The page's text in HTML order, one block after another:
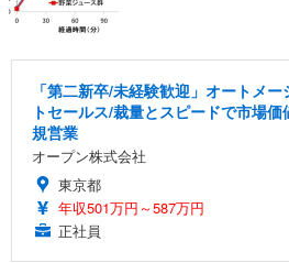
「第二新卒/未経験歓迎」オートメ
トセールス/裁量とスピードで市場
規営業
オープン株式会社
東京都
年収501万円～587万円
正社員